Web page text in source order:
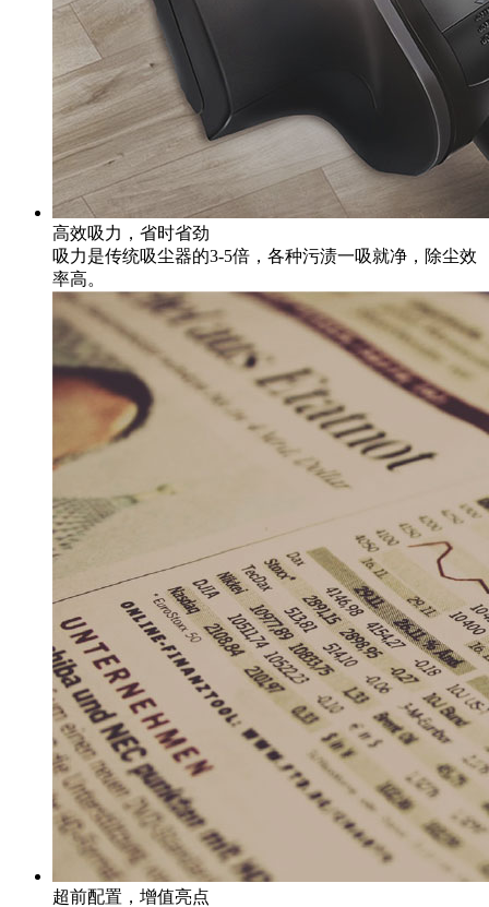
高效吸力，省时省劲
吸力是传统吸尘器的3-5倍，各种污渍一吸就净，除尘效
率高。
超前配置，增值亮点